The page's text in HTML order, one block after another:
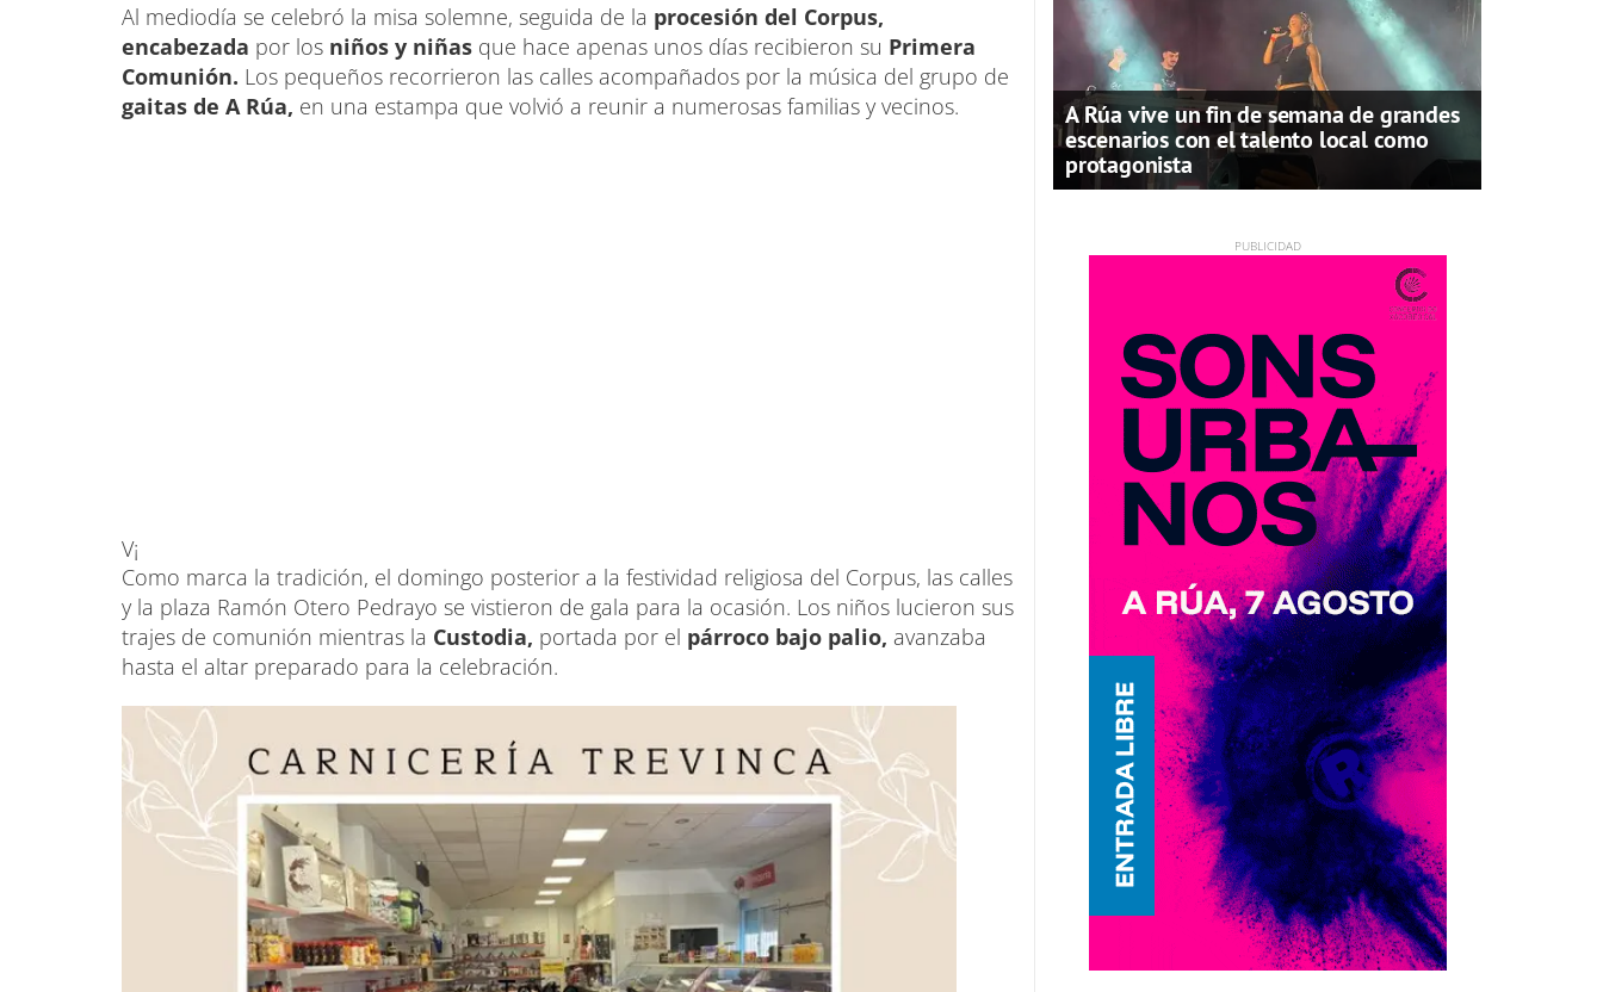
Al mediodía se celebró la misa solemne, seguida de la procesión del Corpus,
encabezada por los niños y niñas que hace apenas unos días recibieron su Primera
Comunión. Los pequeños recorrieron las calles acompañados por la música del grupo de
gaitas de A Rúa, en una estampa que volvió a reunir a numerosas familias y vecinos.
V¡
Como marca la tradición, el domingo posterior a la festividad religiosa del Corpus, las calles
y la plaza Ramón Otero Pedrayo se vistieron de gala para la ocasión. Los niños lucieron sus
trajes de comunión mientras la Custodia, portada por el párroco bajo palio, avanzaba
hasta el altar preparado para la celebración.
A Rúa vive un fin de semana de grandes
escenarios con el talento local como
protagonista